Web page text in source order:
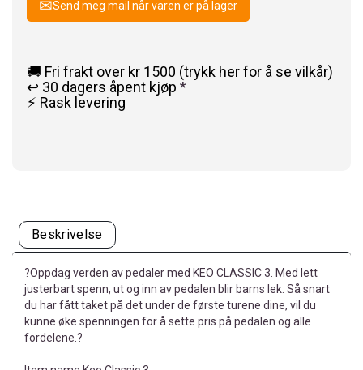
Send meg mail når varen er på lager
🚚 Fri frakt over kr 1500 (trykk her for å se vilkår)
↩️ 30 dagers åpent kjøp *
⚡ Rask levering
Beskrivelse
?Oppdag verden av pedaler med KEO CLASSIC 3. Med lett
justerbart spenn, ut og inn av pedalen blir barns lek. Så snart
du har fått taket på det under de første turene dine, vil du
kunne øke spenningen for å sette pris på pedalen og alle
fordelene.?